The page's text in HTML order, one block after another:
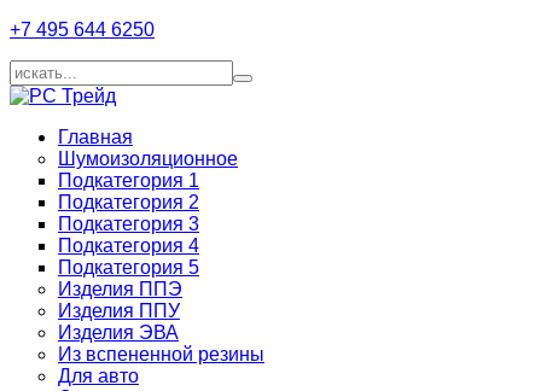
+7 495 644 6250
Главная
Шумоизоляционное
Подкатегория 1
Подкатегория 2
Подкатегория 3
Подкатегория 4
Подкатегория 5
Изделия ППЭ
Изделия ППУ
Изделия ЭВА
Из вспененной резины
Для авто